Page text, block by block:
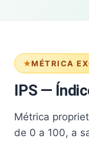
MÉTRICA
IPS —
Métrica
de 0 a 100, a